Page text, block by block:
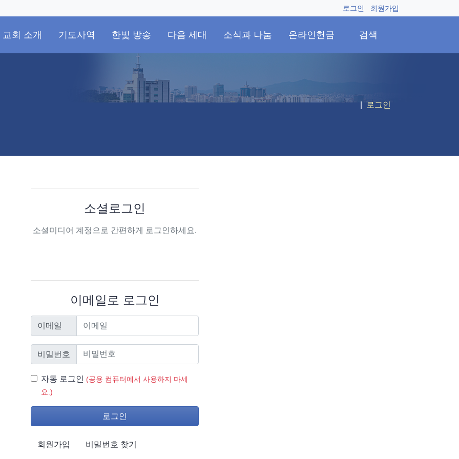
로그인 회원가입
교회 소개 기도사역 한빛 방송 다음 세대 소식과 나눔 온라인헌금 검색
로그인
소셜로그인
소셜미디어 계정으로 간편하게 로그인하세요.
이메일로 로그인
이메일
이메일
비밀번호
비밀번호
자동 로그인
자동 로그인 (공용 컴퓨터에서 사용하지 마세
요.)
로그인
회원가입 비밀번호 찾기